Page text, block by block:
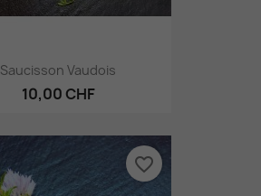
Saucisson Vaudois
10,00 CHF
favorite_border